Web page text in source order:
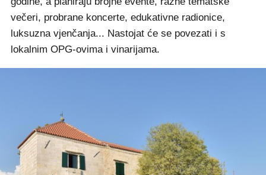
večeri, probrane koncerte, edukativne radionice,
luksuzna vjenčanja... Nastojat će se povezati i s
lokalnim OPG-ovima i vinarijama.